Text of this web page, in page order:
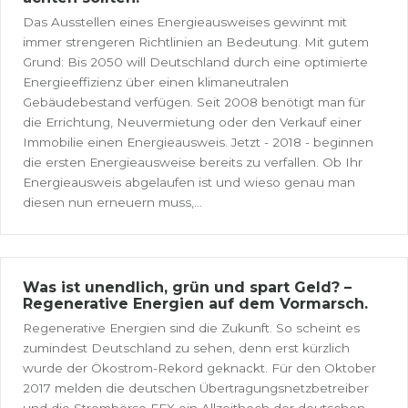
Das Ausstellen eines Energieausweises gewinnt mit
immer strengeren Richtlinien an Bedeutung. Mit gutem
Grund: Bis 2050 will Deutschland durch eine optimierte
Energieeffizienz über einen klimaneutralen
Gebäudebestand verfügen. Seit 2008 benötigt man für
die Errichtung, Neuvermietung oder den Verkauf einer
Immobilie einen Energieausweis. Jetzt - 2018 - beginnen
die ersten Energieausweise bereits zu verfallen. Ob Ihr
Energieausweis abgelaufen ist und wieso genau man
diesen nun erneuern muss,...
Was ist unendlich, grün und spart Geld? –
Regenerative Energien auf dem Vormarsch.
Regenerative Energien sind die Zukunft. So scheint es
zumindest Deutschland zu sehen, denn erst kürzlich
wurde der Ökostrom-Rekord geknackt. Für den Oktober
2017 melden die deutschen Übertragungsnetzbetreiber